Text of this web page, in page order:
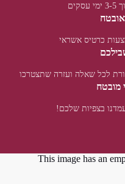
כרטיס אשראי
לכל שאלה ועזרה שתצטרכו
מובטח
בצפיות שלכם!